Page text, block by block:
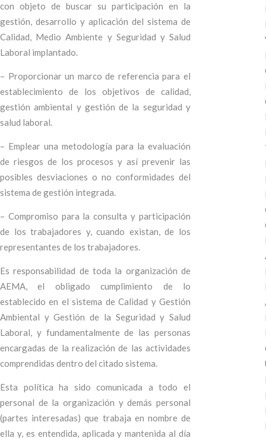
con objeto de buscar su participación en la
gestión, desarrollo y aplicación del sistema de
Calidad, Medio Ambiente y Seguridad y Salud
Laboral implantado.
– Proporcionar un marco de referencia para el
establecimiento de los objetivos de calidad,
gestión ambiental y gestión de la seguridad y
salud laboral.
– Emplear una metodología para la evaluación
de riesgos de los procesos y así prevenir las
posibles desviaciones o no conformidades del
sistema de gestión integrada.
– Compromiso para la consulta y participación
de los trabajadores y, cuando existan, de los
representantes de los trabajadores.
Es responsabilidad de toda la organización de
AEMA, el obligado cumplimiento de lo
establecido en el sistema de Calidad y Gestión
Ambiental y Gestión de la Seguridad y Salud
Laboral, y fundamentalmente de las personas
encargadas de la realización de las actividades
comprendidas dentro del citado sistema.
Esta política ha sido comunicada a todo el
personal de la organización y demás personal
(partes interesadas) que trabaja en nombre de
ella y, es entendida, aplicada y mantenida al día